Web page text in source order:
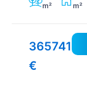
m²
m²
365741
€